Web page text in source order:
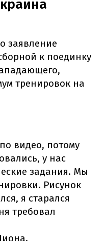
заявление
к поединку
тренировок на
видео, потому
у нас
задания. Мы
Рисунок
я старался
требовал